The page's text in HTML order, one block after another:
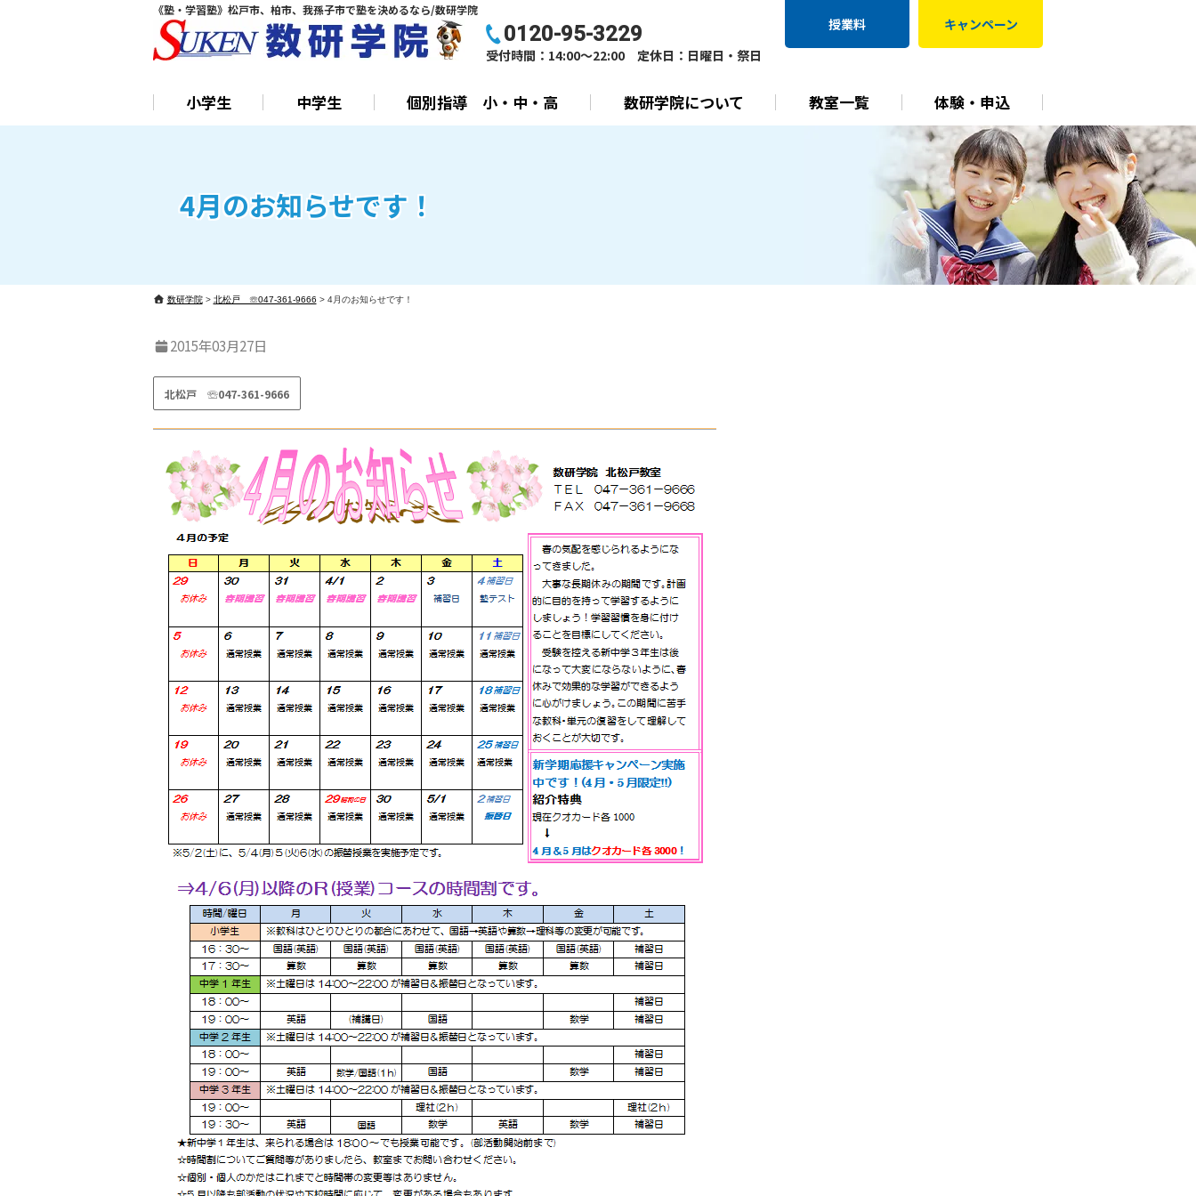
《塾・学習塾》松戸市、柏市、我孫子市で塾を決めるなら/数研学院
0120-95-3229
受付時間：14:00～22:00 定休日：日曜日・祭日
授業料 キャンペーン
小学生 中学生 個別指導 小・中・高 数研学院について 教室一覧 体験・申込
4月のお知らせです！
数研学院> 北松戸 ☏047-361-9666 > 4月のお知らせです！
2015年03月27日
北松戸 ☏047-361-9666